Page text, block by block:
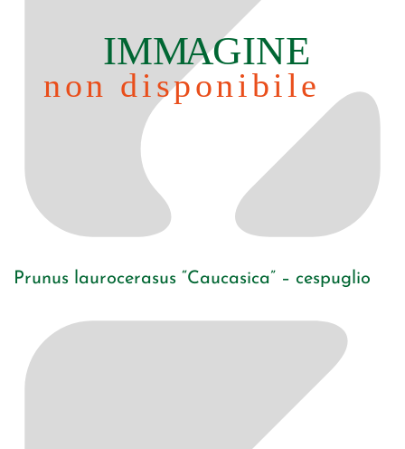
Prunus laurocerasus “Caucasica” – cespuglio